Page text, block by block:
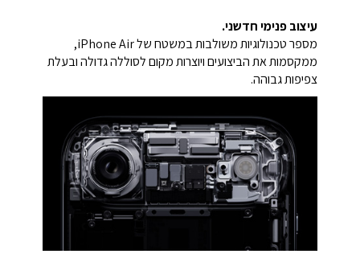
עיצוב פנימי חדשני.
מספר טכנולוגיות משולבות במשטח של iPhone Air,
ממקסמות את הביצועים ויוצרות מקום לסוללה גדולה ובעלת
צפיפות גבוהה.